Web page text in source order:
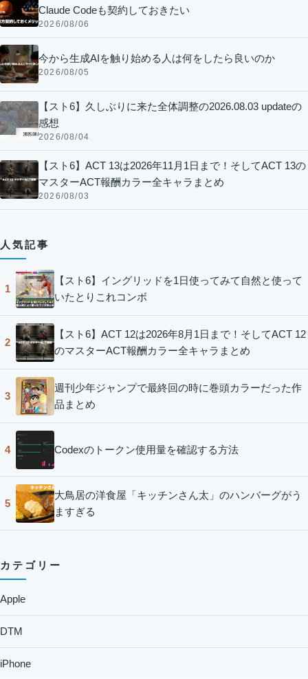
Claude Codeも契約しておきたい
2026/08/06
今から生成AIを触り始める人は何をしたら良いのか
2026/08/05
【スト6】久しぶりに来た全体調整の2026.08.03 updateの
感想
2026/08/04
【スト6】ACT 13は2026年11月1日まで！そしてACT 13の
マスターACT報酬カラー全キャラまとめ
2026/08/03
人気記事
1
【スト6】イングリッドを1日使ってみて自然と使って
いたとりこれコンボ
2
【スト6】ACT 12は2026年8月1日まで！そしてACT 12
のマスターACT報酬カラー全キャラまとめ
3
週刊少年ジャンプで最終回の時に巻頭カラーだった作
品まとめ
4 Codexのトークン使用量を確認する方法
5
大鳥居の洋食屋「キッチンさん太」のハンバーグがう
ますぎる
カテゴリー
Apple
DTM
iPhone